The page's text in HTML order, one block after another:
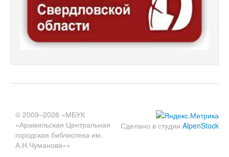
Сделано в студии AlpenStock
© 2009–2026 «МБУК
«Арамильская Центральная
городская библиотека им.
А.Н.Чуманова»»